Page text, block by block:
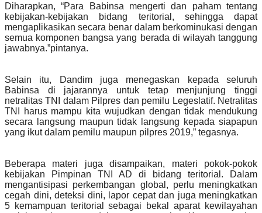
Diharapkan, “Para Babinsa mengerti dan paham tentang
kebijakan-kebijakan bidang teritorial, sehingga dapat
mengaplikasikan secara benar dalam berkominukasi dengan
semua komponen bangsa yang berada di wilayah tanggung
jawabnya.”pintanya.
Selain itu, Dandim juga menegaskan kepada seluruh
Babinsa di jajarannya untuk tetap menjunjung tinggi
netralitas TNI dalam Pilpres dan pemilu Legeslatif. Netralitas
TNI harus mampu kita wujudkan dengan tidak mendukung
secara langsung maupun tidak langsung kepada siapapun
yang ikut dalam pemilu maupun pilpres 2019,” tegasnya.
Beberapa materi juga disampaikan, materi pokok-pokok
kebijakan Pimpinan TNI AD di bidang teritorial. Dalam
mengantisipasi perkembangan global, perlu meningkatkan
cegah dini, deteksi dini, lapor cepat dan juga meningkatkan
5 kemampuan teritorial sebagai bekal aparat kewilayahan